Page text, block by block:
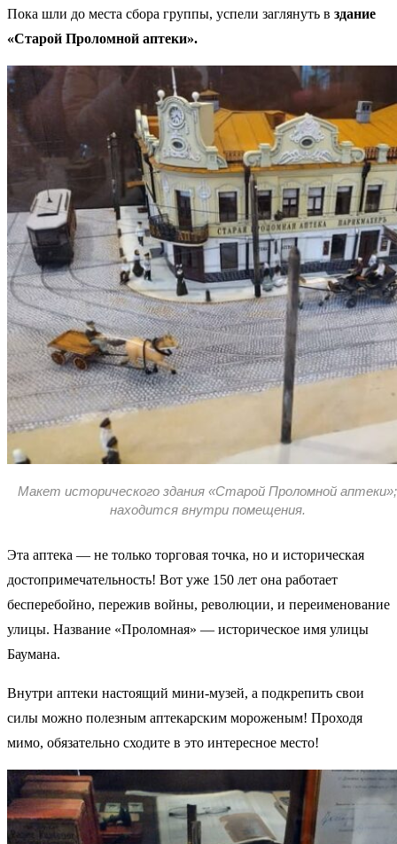
Пока шли до места сбора группы, успели заглянуть в здание
«Старой Проломной аптеки».
Макет исторического здания «Старой Проломной аптеки»;
находится внутри помещения.
Эта аптека — не только торговая точка, но и историческая
достопримечательность! Вот уже 150 лет она работает
бесперебойно, пережив войны, революции, и переименование
улицы. Название «Проломная» — историческое имя улицы
Баумана.
Внутри аптеки настоящий мини-музей, а подкрепить свои
силы можно полезным аптекарским мороженым! Проходя
мимо, обязательно сходите в это интересное место!